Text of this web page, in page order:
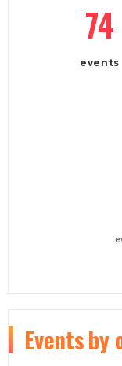
74
events
Eventsby